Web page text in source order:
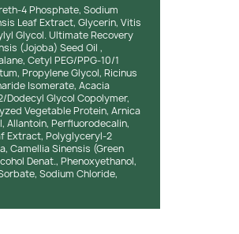
4 Phosphate, Sodium
Leaf Extract, Glycerin, Vitis
Glycol. Ultimate Recovery
(Jojoba) Seed Oil ,
Cetyl PEG/PPG-10/1
Propylene Glycol, Ricinus
Isomerate, Acacia
Dodecyl Glycol Copolymer,
Vegetable Protein, Arnica
Allantoin, Perfluorodecalin,
Extract, Polyglyceryl-2
Camellia Sinensis (Green
Denat., Phenoxyethanol,
Sodium Chloride,